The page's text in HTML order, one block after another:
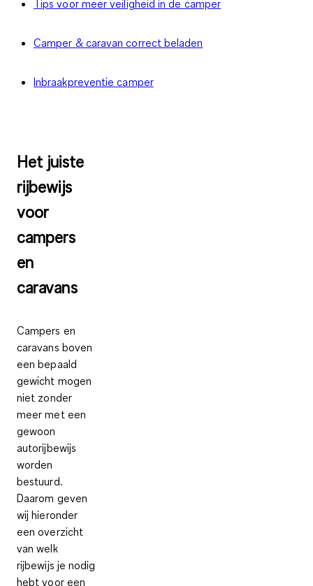
Tips voor meer veiligheid in de camper
Camper & caravan correct beladen
Inbraakpreventie camper
Het juiste
rijbewijs
voor
campers
en
caravans
Campers en
caravans boven
een bepaald
gewicht mogen
niet zonder
meer met een
gewoon
autorijbewijs
worden
bestuurd.
Daarom geven
wij hieronder
een overzicht
vanwelk
rijbewijs je nodig
hebt voor een